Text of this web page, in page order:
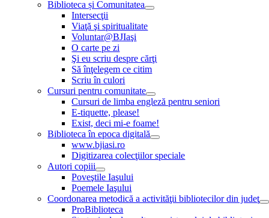
Biblioteca și Comunitatea
Intersecţii
Viaţă şi spiritualitate
Voluntar@BJIaşi
O carte pe zi
Şi eu scriu despre cărţi
Să înţelegem ce citim
Scriu în culori
Cursuri pentru comunitate
Cursuri de limba engleză pentru seniori
E-tiquette, please!
Exist, deci mi-e foame!
Biblioteca în epoca digitală
www.bjiasi.ro
Digitizarea colecţiilor speciale
Autori copiii
Poveştile Iaşului
Poemele Iaşului
Coordonarea metodică a activităţii bibliotecilor din judeţ
ProBiblioteca